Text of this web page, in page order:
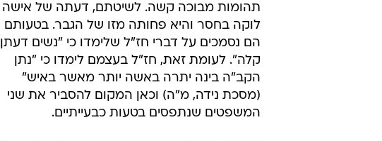
תהומות מבוכה קשה. לשיטתם, דעתה של אישה
לוקה בחסר והיא פחותה מזו של הגבר. בטעותם
הם נסמכים על דברי חז"ל שלימדו כי "נשים דעתן
קלה". לעומת זאת, חז"ל בעצמם לימדו כי "נתן
הקב"ה בינה יתרה באשה יותר מאשר באיש"
(מסכת נידה, מ"ה) וכאן המקום להסביר את שני
המשפטים שנתפסים בטעות כבעייתיים.